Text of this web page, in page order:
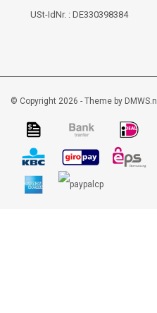
USt-IdNr. : DE330398384
© Copyright 2026 - Theme by DMWS.nl